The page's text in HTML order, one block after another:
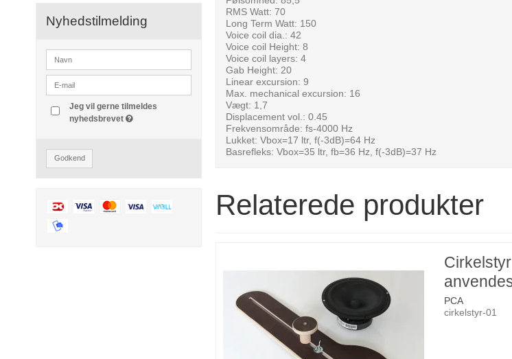
Nyhedstilmelding
Jeg vil gerne tilmeldes
nyhedsbrevet
Godkend
RMS Watt: 70
Long Term Watt: 150
Voice coil dia.: 42
Voice coil Height: 8
Voice coil layers: 4
Gab Height: 20
Linear excursion: 9
Max. mechanical excursion: 16
Vægt: 1,7
Displacement vol.: 0.45
Frekvensområde: fs-4000 Hz
Lukket: Vbox=17 ltr, f(-3dB)=64 Hz
Basrefleks: Vbox=35 ltr, fb=36 Hz, f(-3dB)=37 Hz
Relaterede produkter
PCA
cirkelstyr-01